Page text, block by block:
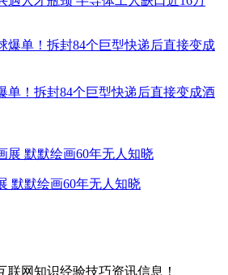
单！拆封84个巨型快递后直接变成酒
默默绘画60年无人知晓
联网知识经验技巧资讯信息！